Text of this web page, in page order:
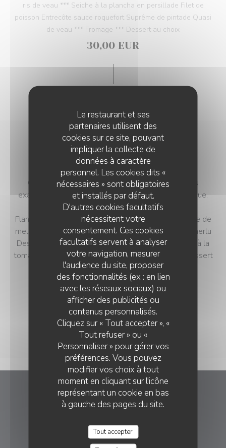
Le restaurant et ses
partenaires utilisent des
cookies sur ce site, pouvant
impliquer la collecte de
données à caractère
personnel. Les cookies dits «
nécessaires » sont obligatoires
et installés par défaut.
D'autres cookies facultatifs
nécessitent votre
consentement. Ces cookies
facultatifs servent à analyser
votre navigation, mesurer
l'audience du site, proposer
des fonctionnalités (ex : en lien
avec les réseaux sociaux) ou
afficher des publicités ou
contenus personnalisés.
Cliquez sur « Tout accepter », «
Tout refuser » ou «
Personnaliser » pour gérer vos
préférences. Vous pouvez
modifier vos choix à tout
moment en cliquant sur l'icône
représentant un cookie en bas
à gauche des pages du site.
Tout accepter
ris de veau *** Seiche à la plancha en persillade Filet de
poisson Entrecôte sauce roquefort Suprême de pintade Quasi
de veau *** Fromage *** Dessert au choix
30,00 EUR
MENU SEMAINE
Ces plats sont des suggestions et ne seront pas
exactement les plats proposés le jour de votre venue.
Assiette de charcuterie
Flan d'aubergine, coulis de tomate et basilic Assiette de
melon et jambon cru *** Rouille de seiche Aïoli de merlu
Dessus de palette, sauce roquefort Sauté de bœuf à la
tomate et aux olives Sauté de veau forestier *** Dessert
au choix *** 1/4 vin et café compris
21,00 EUR
Le Chene Blanc
04 66 93 64 81